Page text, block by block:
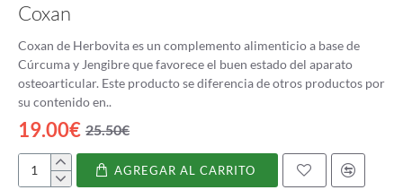
Coxan
Coxan de Herbovita es un complemento alimenticio a base de
Cúrcuma y Jengibre que favorece el buen estado del aparato
osteoarticular. Este producto se diferencia de otros productos por
su contenido en..
19.00€ 25.50€
Coxan
AGREGAR AL CARRITO